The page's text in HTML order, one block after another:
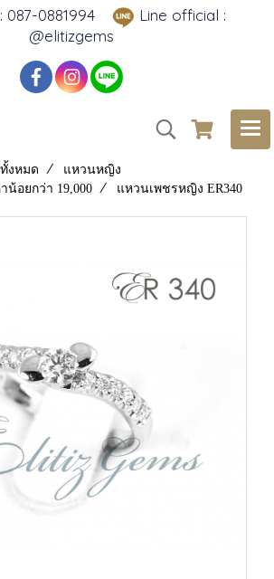
087-0881994
Line official :
@elitizgems
งหมด
แหวนหญิง
อยกว่า 19,000
แหวนเพชรหญิง ER340